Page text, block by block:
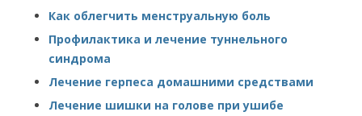
Как облегчить менструальную боль
Профилактика и лечение туннельного
синдрома
Лечение герпеса домашними средствами
Лечение шишки на голове при ушибе